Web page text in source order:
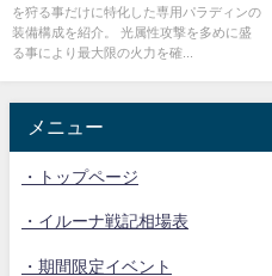
を狩る事だけに特化した専用パラディンの
装備構成を紹介。 光属性攻撃を多めに盛
る事により最大限の火力を確...
メニュー
・トップページ
・イルーナ戦記相場表
・期間限定イベント